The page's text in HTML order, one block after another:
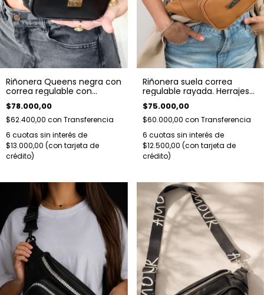
Riñonera Queens negra con
correa regulable con
detalle de cadena. Herrajes
dorados
$78.000,00
$62.400,00 con Transferencia
6 cuotas sin interés de
$13.000,00
Riñonera suela correa
regulable rayada. Herrajes
plateados
$75.000,00
$60.000,00 con Transferencia
6 cuotas sin interés de
$12.500,00